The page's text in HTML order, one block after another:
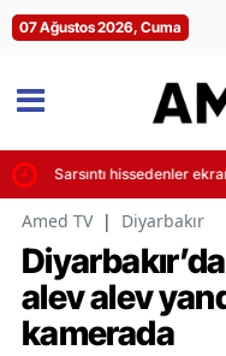
07 Ağustos 2026, Cuma
Sarsıntı hissedenler
Amed TV | Diyarbakır
alev alev
kamerada